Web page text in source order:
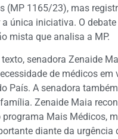
(MP 1165/23), mas
a única iniciativa. O
mista que analisa a MP.
senadora Zenaide
de médicos em
País. A senadora
Zenaide Maia
Mais Médicos,
diante da urgência